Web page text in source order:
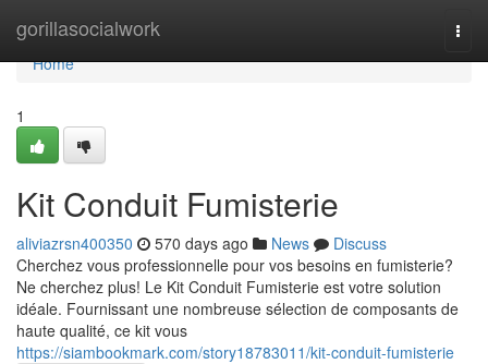
gorillasocialwork
Home
Home
1
Kit Conduit Fumisterie
aliviazrsn400350 570 days ago News
Discuss
Cherchez vous professionnelle pour vos besoins en fumisterie?
Ne cherchez plus! Le Kit Conduit Fumisterie est votre solution
idéale. Fournissant une nombreuse sélection de composants de
haute qualité, ce kit vous
https://siambookmark.com/story18783011/kit-conduit-fumisterie